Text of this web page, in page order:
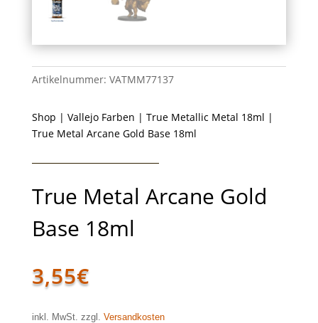
Artikelnummer: VATMM77137
Shop | Vallejo Farben | True Metallic Metal 18ml |
True Metal Arcane Gold Base 18ml
True Metal Arcane Gold
Base 18ml
3,55€
inkl. MwSt. zzgl. Versandkosten